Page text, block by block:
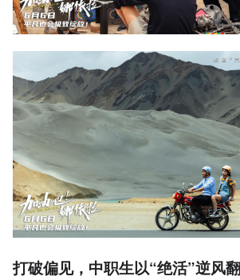
打破偏见，中职生以“绝活”逆风